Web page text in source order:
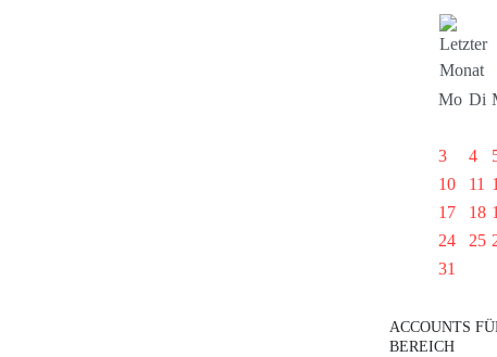
Mo Di
3
4
10
11
17
18
24
25
31
ACCOUNTS
BEREICH